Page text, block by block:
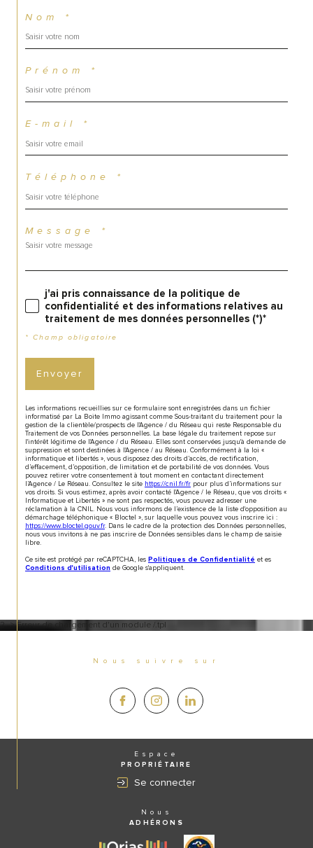
Nom *
Prénom *
E-mail *
Téléphone *
Message *
j'ai pris connaissance de la politique de
confidentialité et des informations relatives au
traitement de mes données personnelles (*)*
* Champ obligatoire
Envoyer
Les informations recueillies sur ce formulaire sont enregistrées dans un fichier
informatisé par La Boite Immo agissant comme Sous-traitant du traitement pour la
gestion de la clientèle/prospects de l'Agence / du Réseau qui reste Responsable du
Traitement de vos Données personnelles. La base légale du traitement repose sur
l'intérêt légitime de l'Agence / du Réseau. Elles sont conservées jusqu'à demande de
suppression et sont destinées à l'Agence / au Réseau. Conformément à la loi «
informatique et libertés », vous disposez des droits d’accès, de rectification,
d’effacement, d’opposition, de limitation et de portabilité de vos données. Vous
pouvez retirer votre consentement à tout moment en contactant directement
l’Agence / Le Réseau. Consultez le site https://cnil.fr/fr pour plus d’informations sur
vos droits. Si vous estimez, après avoir contacté l'Agence / le Réseau, que vos droits «
Informatique et Libertés » ne sont pas respectés, vous pouvez adresser une
réclamation à la CNIL. Nous vous informons de l’existence de la liste d'opposition au
démarchage téléphonique « Bloctel », sur laquelle vous pouvez vous inscrire ici :
https://www.bloctel.gouv.fr. Dans le cadre de la protection des Données personnelles,
nous vous invitons à ne pas inscrire de Données sensibles dans le champ de saisie
libre.
Ce site est protégé par reCAPTCHA, les Politiques de Confidentialité et es
Conditions d'utilisation de Google s'appliquent.
2 -> Erreur de chargement d'un module /.tpl
Nous suivre sur
Espace
PROPRIÉTAIRE
Se connecter
Nous
ADHÉRONS